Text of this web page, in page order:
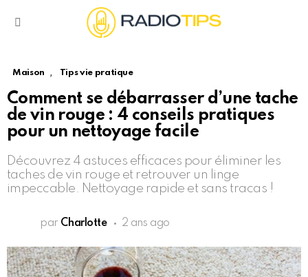
Maison , Tips vie pratique
Comment se débarrasser d’une tache
de vin rouge : 4 conseils pratiques
pour un nettoyage facile
Découvrez 4 astuces efficaces pour éliminer les
taches de vin rouge et retrouver un linge
impeccable. Nettoyage rapide et sans tracas !
par Charlotte 2 ans ago